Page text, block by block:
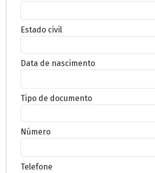
Estado civil
Data de nascimento
Tipo de documento
Número
Telefone